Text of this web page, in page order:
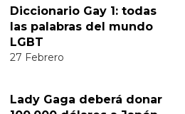
Diccionario Gay 1: todas
las palabras del mundo
LGBT
27 Febrero
Lady Gaga deberá donar